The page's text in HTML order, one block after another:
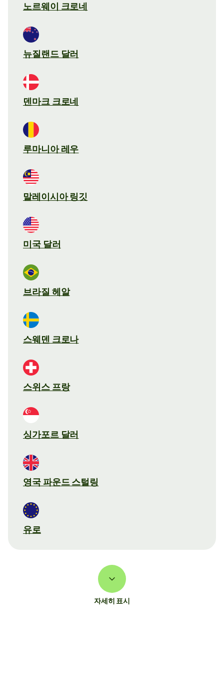
노르웨이 크로네
뉴질랜드 달러
덴마크 크로네
루마니아 레우
말레이시아 링깃
미국 달러
브라질 헤알
스웨덴 크로나
스위스 프랑
싱가포르 달러
영국 파운드 스털링
유로
자세히 표시